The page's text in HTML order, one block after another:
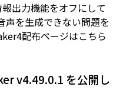
出力機能をオフにして
声を生成できない問題を
配布ページはこちら
v4.49.0.1 を公開し